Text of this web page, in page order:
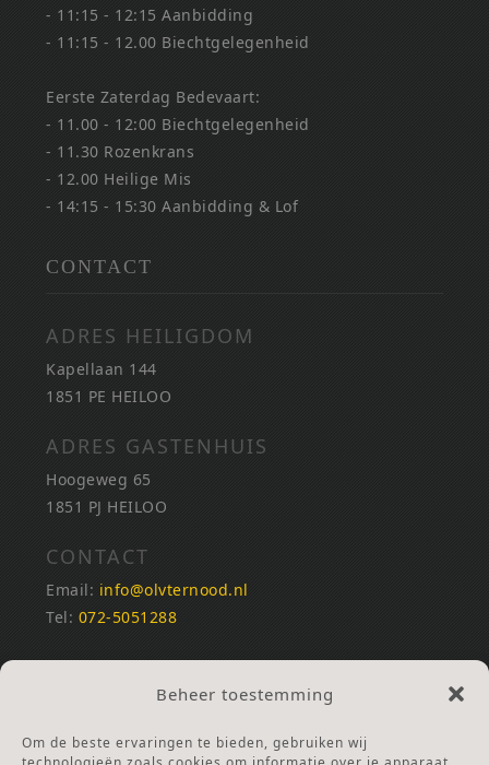
Beheer toestemming
Om de beste ervaringen te bieden, gebruiken wij
- 11:15 - 12:15 Aanbidding
- 11:15 - 12.00 Biechtgelegenheid
Eerste Zaterdag Bedevaart:
- 11.00 - 12:00 Biechtgelegenheid
- 11.30 Rozenkrans
- 12.00 Heilige Mis
- 14:15 - 15:30 Aanbidding & Lof
CONTACT
ADRES HEILIGDOM
Kapellaan 144
1851 PE HEILOO
ADRES GASTENHUIS
Hoogeweg 65
1851 PJ HEILOO
CONTACT
Email: info@olvternood.nl
Tel: 072-5051288
REKENINGNUMMERS
NL25INGB0000672168
Ga naar Doneren